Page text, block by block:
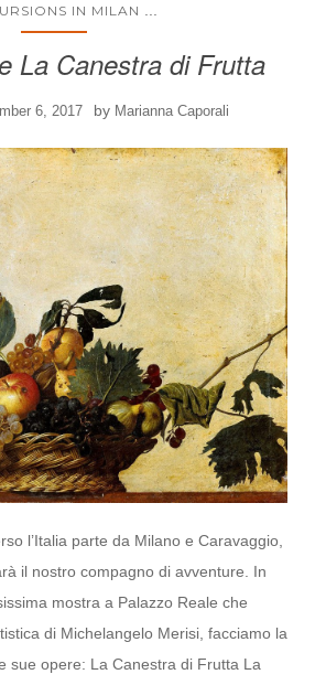
IN MILAN
La Canestra di Frutta
6, 2017 by Marianna Caporali
l’Italia parte da Milano e Caravaggio,
il nostro compagno di avventure. In
mostra a Palazzo Reale che
di Michelangelo Merisi, facciamo la
sue opere: La Canestra di Frutta La